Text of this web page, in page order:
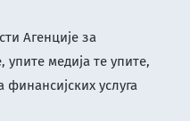
Агенције за
медија те упите,
услуга